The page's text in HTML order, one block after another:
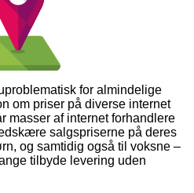
for almindelige
om priser på diverse internet
masser af internet forhandlere
salgspriserne på deres
og samtidig også til voksne –
tilbyde levering uden